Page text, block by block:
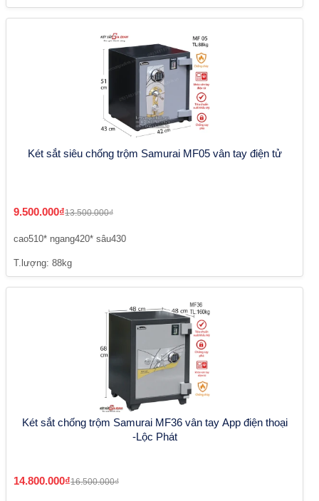
Két sắt siêu chống trộm Samurai MF05 vân tay điện tử
9.500.000₫13.500.000₫
cao510* ngang420* sâu430
T.lượng: 88kg
Két sắt chống trộm Samurai MF36 vân tay App điện thoại
-Lộc Phát
14.800.000₫16.500.000₫